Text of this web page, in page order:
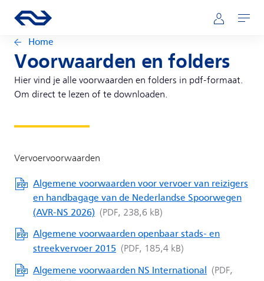
Hoofdnavigatie
Ga naar de homepage van ns.nl Mijn NS
Openen
Home
Voorwaarden en folders
Hier vind je alle voorwaarden en folders in pdf-formaat.
Om direct te lezen of te downloaden.